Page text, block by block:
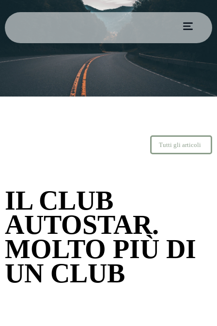
Tutti gli articoli
IL CLUB
AUTOSTAR.
MOLTO PIÙ DI
UN CLUB